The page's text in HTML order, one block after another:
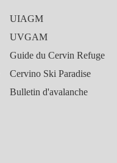
UIAGM
UVGAM
Guide du Cervin Refuge
Cervino Ski Paradise
Bulletin d'avalanche